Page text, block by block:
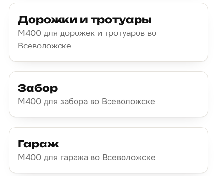
Дорожки и тротуары
М400 для дорожек и тротуаров во
Всеволожске
Забор
М400 для забора во Всеволожске
Гараж
М400 для гаража во Всеволожске